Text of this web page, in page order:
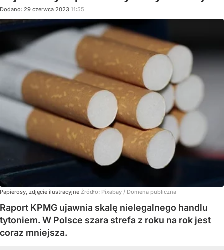
Dodano: 29 czerwca 2023 11:55
Papierosy, zdjęcie ilustracyjne Źródło: Pixabay / Domena publiczna
Raport KPMG ujawnia skalę nielegalnego handlu
tytoniem. W Polsce szara strefa z roku na rok jest
coraz mniejsza.